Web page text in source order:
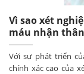
Vì sao xét
máu nhận
Với sự phát triển
chính xác cao của